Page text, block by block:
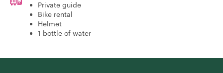
Private guide
Bike rental
Helmet
1 bottle of water